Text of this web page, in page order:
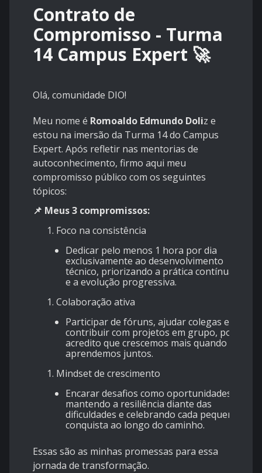
Contrato de
Compromisso - Turma
14 Campus Expert 🚀
Olá, comunidade DIO!
Meu nome é Romoaldo Edmundo Doliz e
estou na imersão da Turma 14 do Campus
Expert. Após refletir nas mentorias de
autoconhecimento, firmo aqui meu
compromisso público com os seguintes
tópicos:
📌 Meus 3 compromissos:
Foco na consistência
Dedicar pelo menos 1 hora por dia
exclusivamente ao desenvolvimento
técnico, priorizando a prática contínua
e a evolução progressiva.
Colaboração ativa
Participar de fóruns, ajudar colegas e
contribuir com projetos em grupo, pois
acredito que crescemos mais quando
aprendemos juntos.
Mindset de crescimento
Encarar desafios como oportunidades,
mantendo a resiliência diante das
dificuldades e celebrando cada pequena
conquista ao longo do caminho.
Essas são as minhas promessas para essa
jornada de transformação.